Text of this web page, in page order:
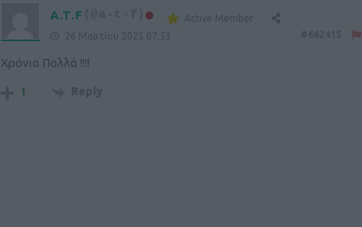
A.T.F (@a-t-f)
Active Member
26 Μαρτίου 2025 07:53
Χρόνια Πολλά !!!!
1 Reply